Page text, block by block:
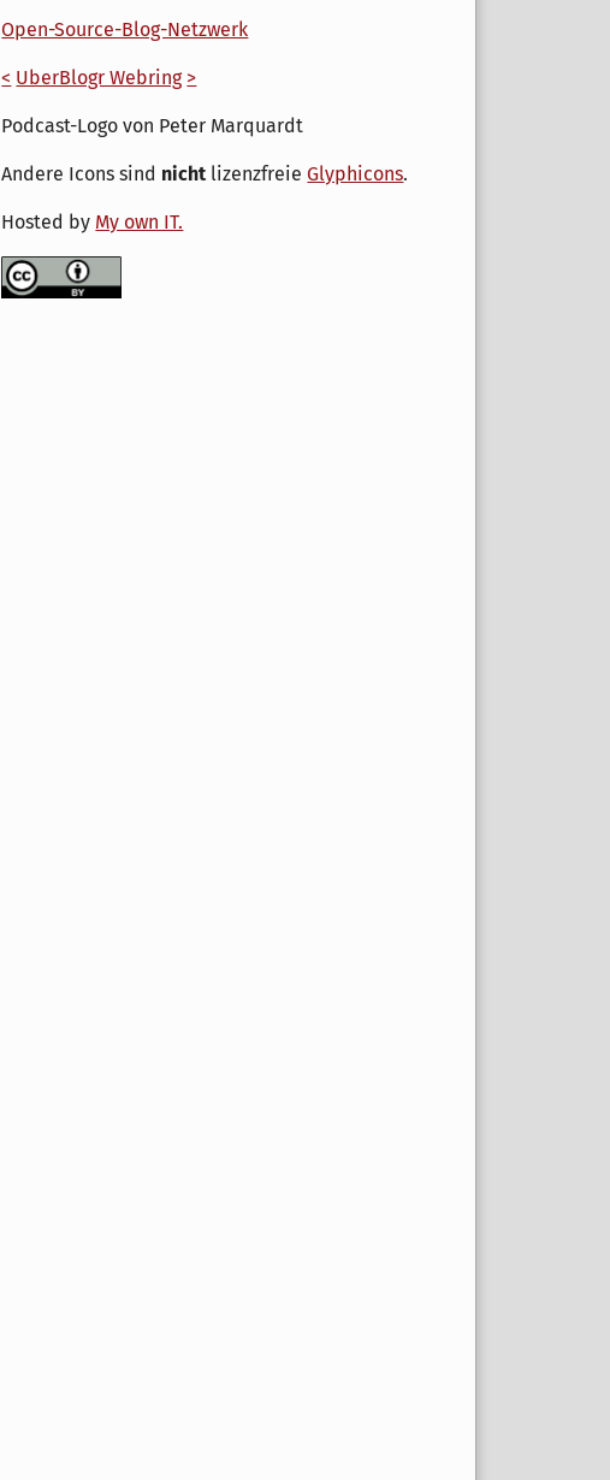
Open-Source-Blog-Netzwerk
< UberBlogr Webring >
Podcast-Logo von Peter Marquardt
Andere Icons sind nicht lizenzfreieGlyphicons.
Hosted by My own IT.